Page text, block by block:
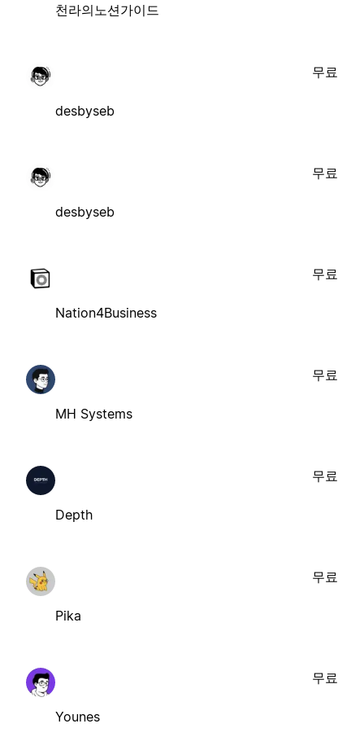
천라의노션가이드
desbyseb
무료
desbyseb
무료
Nation4Business
무료
MH Systems
무료
Depth
무료
Pika
무료
Younes
무료